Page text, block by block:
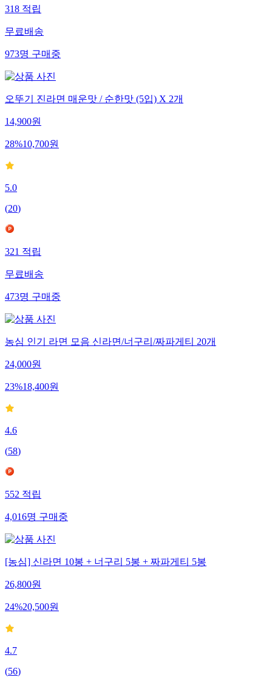
318적립
무료배송
973명구매중
오뚜기 진라면 매운맛 / 순한맛 (5입) X 2개
14,900원
28%10,700원
5.0
(20)
321적립
무료배송
473명구매중
농심 인기 라면 모음 신라면/너구리/짜파게티 20개
24,000원
23%18,400원
4.6
(58)
552적립
4,016명구매중
[농심] 신라면 10봉 + 너구리 5봉 + 짜파게티 5봉
26,800원
24%20,500원
4.7
(56)